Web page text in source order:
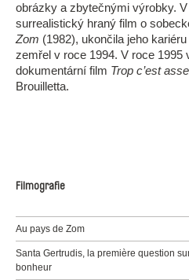
obrázky a zbytečnými výrobky.
surrealistický hraný film o
Zom (1982), ukončila jeho
zemřel v roce 1994. V roce 1995
dokumentární film Trop c’est
Brouilletta.
Filmografie
Au pays de Zom
Santa Gertrudis, la première question
bonheur